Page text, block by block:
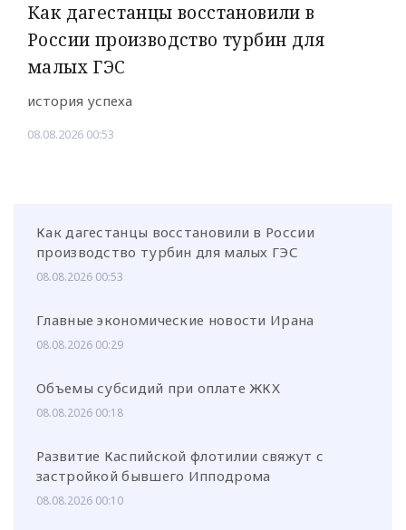
Как дагестанцы восстановили в
России производство турбин для
малых ГЭС
история успеха
08.08.2026 00:53
Как дагестанцы восстановили в России
производство турбин для малых ГЭС
08.08.2026 00:53
Главные экономические новости Ирана
08.08.2026 00:29
Объемы субсидий при оплате ЖКХ
08.08.2026 00:18
Развитие Каспийской флотилии свяжут с
застройкой бывшего Ипподрома
08.08.2026 00:10